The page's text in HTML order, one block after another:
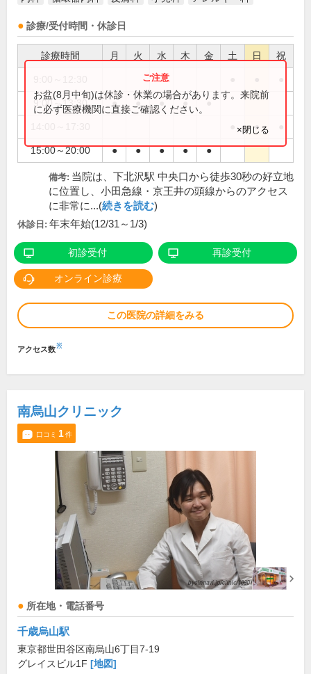
診療/受付時間・休診日
診療時間 月 火 水 木 金 土 日 祝
9:00～13:30 ● ● ● ● ●
●
15:00～20:00 ● ● ● ● ●
お盆(8月中旬)は休診・休業の場合があります。来院前
に必ず医療機関に直接ご確認ください。
×閉じる
備考: 当院は、下北沢駅 中央口から徒歩30秒の好立地
に位置し、小田急線・京王井の頭線からのアクセス
に非常に...(続きを読む)
休診日: 年末年始(12/31～1/3)
初診受付 再診受付
オンライン診療
この医院の詳細をみる
アクセス数※
南烏山クリニック
口コミ 1件
所在地・電話番号
千歳烏山駅
東京都世田谷区南烏山6丁目7-19
グレイスビル1F [地図]